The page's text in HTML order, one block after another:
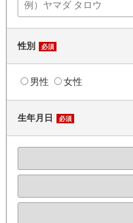
性別 必須
男性 女性
生年月日 必須